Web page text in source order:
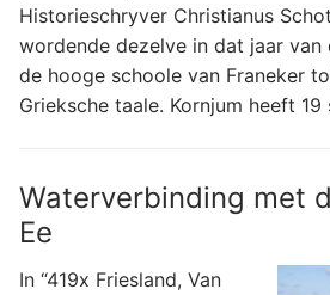
Historieschryver Christianus
wordende dezelve in dat jaar van
de hooge schoole van Franeker
Grieksche taale. Kornjum heeft 19
Waterverbinding met
Ee
In “419x Friesland, Van